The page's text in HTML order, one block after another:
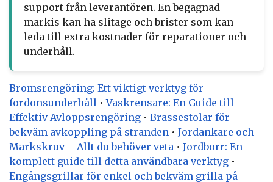
support från leverantören. En begagnad
markis kan ha slitage och brister som kan
leda till extra kostnader för reparationer och
underhåll.
Bromsrengöring: Ett viktigt verktyg för
fordonsunderhåll •Vaskrensare: En Guide till
Effektiv Avloppsrengöring • Brassestolar för
bekväm avkoppling på stranden • Jordankare och
Markskruv – Allt du behöver veta • Jordborr: En
komplett guide till detta användbara verktyg •
Engångsgrillar för enkel och bekväm grilla på